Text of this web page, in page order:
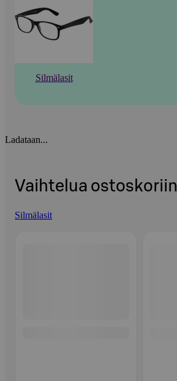
Silmälasit
Ladataan...
Vaihtelua ostoskoriin
Silmälasit